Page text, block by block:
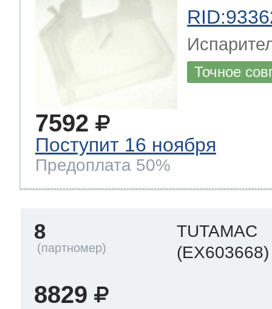
Точное
7592
Поступит 16 ноября
Предоплата 50%
8
TUTAMAC
(EX603668)
8829